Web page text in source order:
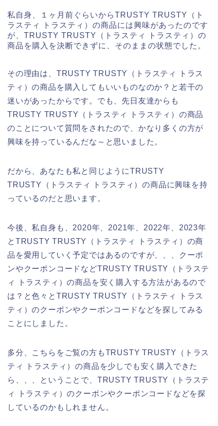
私自身、１ヶ月前ぐらいからTRUSTY TRUSTY（ト
ラスティ トラスティ）の商品には興味があったのです
が、TRUSTY TRUSTY（トラスティ トラスティ）の
商品を購入を決断できずに、そのままの状態でした。
その理由は、TRUSTY TRUSTY（トラスティ トラス
ティ）の商品を購入してもいいものなのか？と若干の
迷いがあったからです。でも、先日友達からも
TRUSTY TRUSTY（トラスティ トラスティ）の商品
のことについて質問をされたので、かなり多くの方が
興味を持っているんだな～と思いました。
だから、あなたも私と同じようにTRUSTY
TRUSTY（トラスティ トラスティ）の商品に興味を持
っているのだと思います。
今後、私自身も、2020年、2021年、2022年、2023年
とTRUSTY TRUSTY（トラスティ トラスティ）の商
品を愛用していく予定ではあるのですが、、、クーポ
ンやクーポンコードなどTRUSTY TRUSTY（トラステ
ィ トラスティ）の商品を安く購入する方法があるので
は？と色々とTRUSTY TRUSTY（トラスティ トラス
ティ）のクーポンやクーポンコードなどを探してみる
ことにしました。
多分、こちらをご覧の方もTRUSTY TRUSTY（トラス
ティ トラスティ）の商品を少しでも安く購入できた
ら、、、ということで、TRUSTY TRUSTY（トラステ
ィ トラスティ）のクーポンやクーポンコードなどを探
しているのかもしれません。